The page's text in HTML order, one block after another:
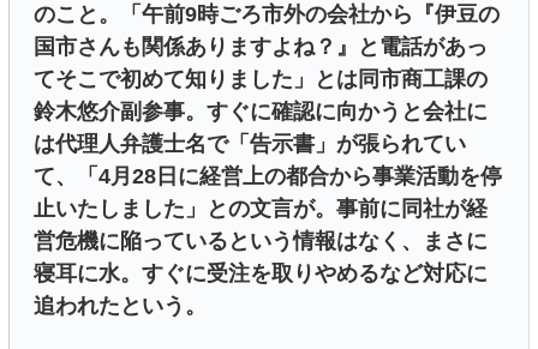
のこと。「午前9時ごろ市外の会社から『伊豆の
国市さんも関係ありますよね？』と電話があっ
てそこで初めて知りました」とは同市商工課の
鈴木悠介副参事。すぐに確認に向かうと会社に
は代理人弁護士名で「告示書」が張られてい
て、「4月28日に経営上の都合から事業活動を停
止いたしました」との文言が。事前に同社が経
営危機に陥っているという情報はなく、まさに
寝耳に水。すぐに受注を取りやめるなど対応に
追われたという。